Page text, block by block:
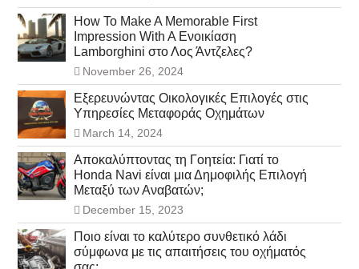
How To Make A Memorable First
Impression With A Ενοικίαση
Lamborghini στο Λος Άντζελες?
November 26, 2024
Εξερευνώντας Οικολογικές Επιλογές στις
Υπηρεσίες Μεταφοράς Οχημάτων
March 14, 2024
Αποκαλύπτοντας τη Γοητεία: Γιατί το
Honda Navi είναι μια Δημοφιλής Επιλογή
Μεταξύ των Αναβατών;
December 15, 2023
Ποιο είναι το καλύτερο συνθετικό λάδι
σύμφωνα με τις απαιτήσεις του οχήματός